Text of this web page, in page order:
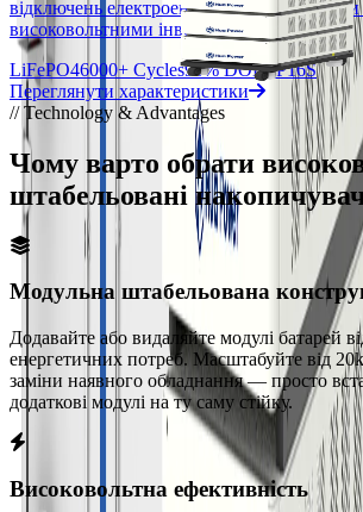
відключень електроенергії, зберігаючи
високовольтними інверторами.
LiFePO46000+ Cycles90% DOD1P16S
Переглянути характеристики
// Technology & Advantages
Чому варто обрати
штабельовані
Модульна штабельована
Додавайте або видаляйте модулі батарей
енергетичних потреб. Масштабуйте від
заміни наявного обладнання — просто
додаткові модулі на ту саму стійку.
Високовольтна ефективність